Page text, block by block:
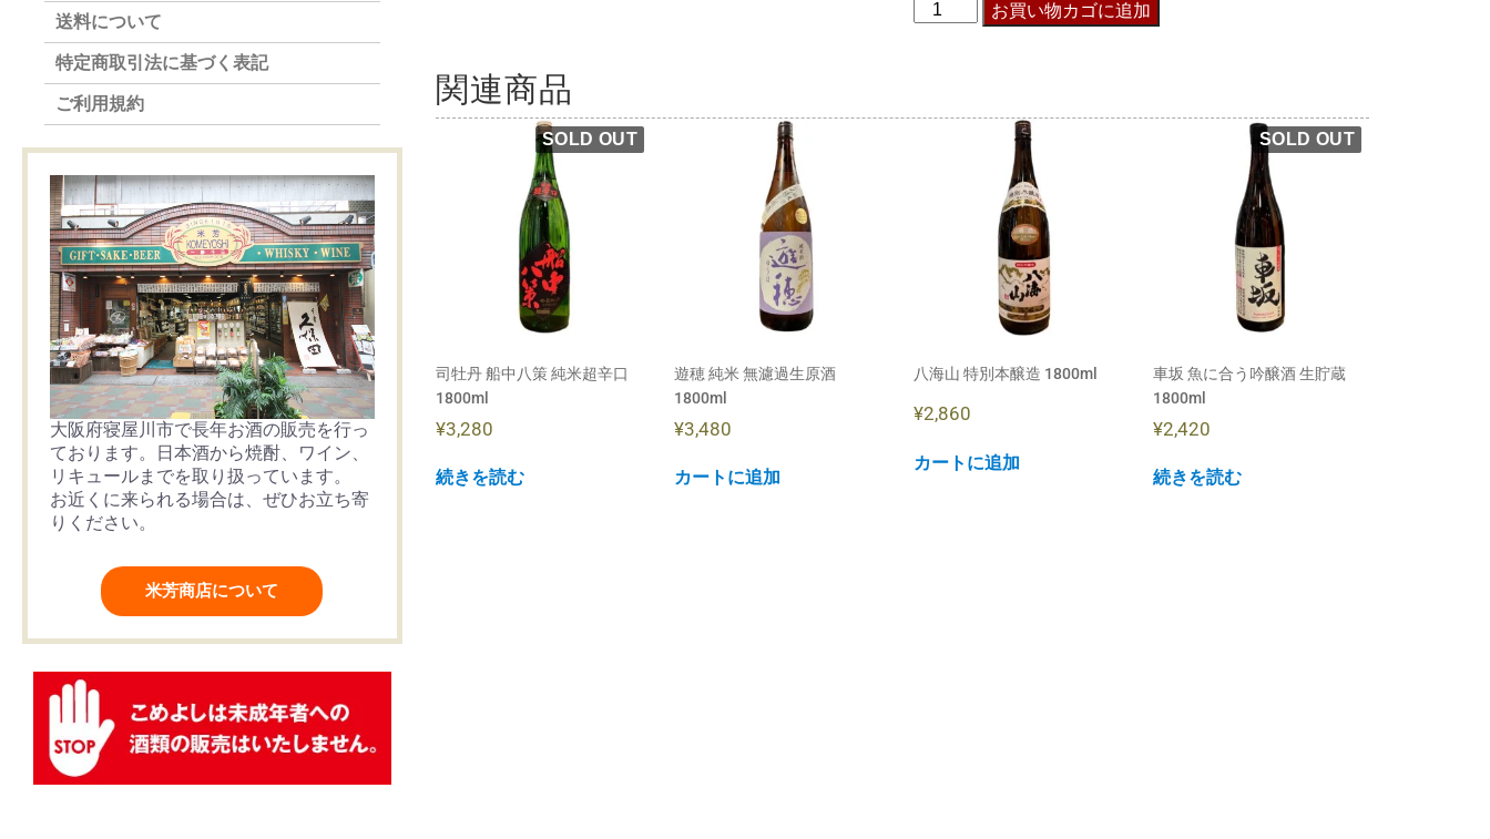
送料について
特定商取引法に基づく表記
ご利用規約
大阪府寝屋川市で長年お酒の販売を行っ
ております。日本酒から焼酎、ワイン、
リキュールまでを取り扱っています。
お近くに来られる場合は、ぜひお立ち寄
りください。
米芳商店について
お買い物カゴに追加
関連商品
司牡丹 船中八策 純米超辛口
1800ml
¥3,280
続きを読む
遊穂 純米 無濾過生原酒
1800ml
¥3,480
カートに追加
八海山 特別本醸造 1800ml
¥2,860
カートに追加
車坂 魚に合う吟醸酒 生貯蔵
1800ml
¥2,420
続きを読む